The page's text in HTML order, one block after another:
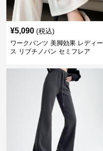
¥5,090 (税込)
ワークパンツ 美脚効果 レディー
ス リブチノパン セミフレア